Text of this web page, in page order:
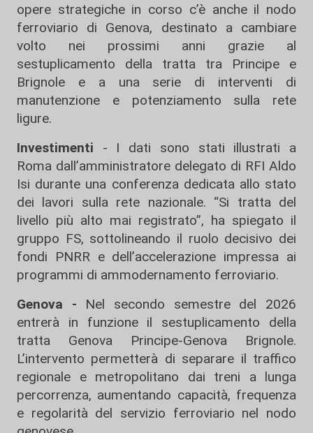
opere strategiche in corso c’è anche il nodo
ferroviario di Genova, destinato a cambiare
volto nei prossimi anni grazie al
sestuplicamento della tratta tra Principe e
Brignole e a una serie di interventi di
manutenzione e potenziamento sulla rete
ligure.
Investimenti - I dati sono stati illustrati a
Roma dall’amministratore delegato di RFI Aldo
Isi durante una conferenza dedicata allo stato
dei lavori sulla rete nazionale. “Si tratta del
livello più alto mai registrato”, ha spiegato il
gruppo FS, sottolineando il ruolo decisivo dei
fondi PNRR e dell’accelerazione impressa ai
programmi di ammodernamento ferroviario.
Genova - Nel secondo semestre del 2026
entrerà in funzione il sestuplicamento della
tratta Genova Principe-Genova Brignole.
L’intervento permetterà di separare il traffico
regionale e metropolitano dai treni a lunga
percorrenza, aumentando capacità, frequenza
e regolarità del servizio ferroviario nel nodo